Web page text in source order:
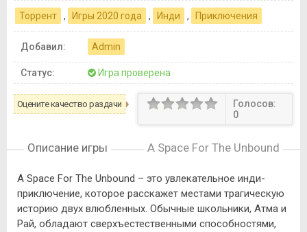
Торрент , Игры 2020 года , Инди , Приключения
Добавил: Admin
Статус: Игра проверена
Оцените качество раздачи
Голосов:
0
Описание игры A Space For The Unbound
A Space For The Unbound – это увлекательное инди-
приключение, которое расскажет местами трагическую
историю двух влюбленных. Обычные школьники, Атма и
Рай, обладают сверхъестественными способностями,